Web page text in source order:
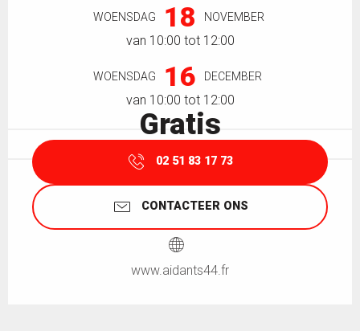
WOENSDAG 18 NOVEMBER
van 10:00 tot 12:00
WOENSDAG 16 DECEMBER
van 10:00 tot 12:00
Gratis
02 51 83 17 73
CONTACTEER ONS
www.aidants44.fr